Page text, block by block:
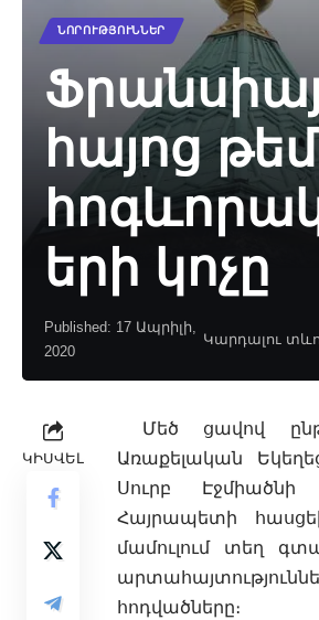
ՆՈՐՈՒԹՅՈՒՆՆԵՐ
հայոց
երի կոչը
Published: 17 Ապրիլի,
2020
Կարդալու
ԿԻՍՎԵԼ
Մեծ ցավով
Առաքելական
Սուրբ
Հայրապետի
մամուլում տեղ
հոդվածները։